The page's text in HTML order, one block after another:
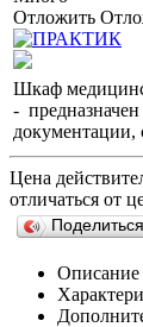
Отложить
Шкаф
-
Цена
отличаться от
Описание